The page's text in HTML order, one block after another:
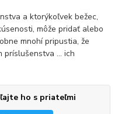
a ktorýkoľvek bežec,
môže pridať alebo
mnohí pripustia, že
príslušenstva ... ich
ho s priateľmi